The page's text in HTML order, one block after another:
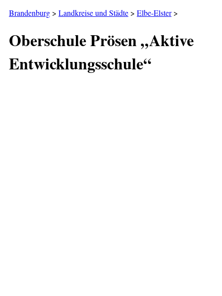
Brandenburg > Landkreise und Städte > Elbe-Elster>
Oberschule Prösen „Aktive
Entwicklungsschule“